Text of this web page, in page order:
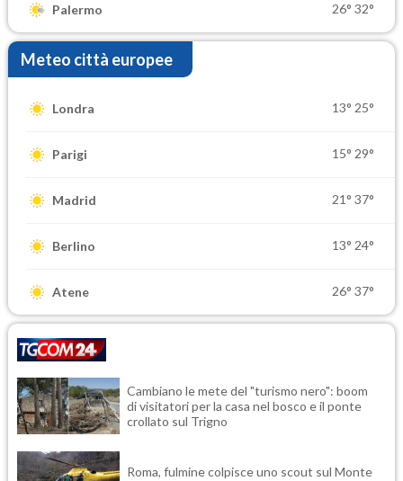
Palermo 26° 32°
Meteo città europee
Londra 13° 25°
Parigi 15° 29°
Madrid 21° 37°
Berlino 13° 24°
Atene 26° 37°
Cambiano le mete del "turismo nero": boom
di visitatori per la casa nel bosco e il ponte
crollato sul Trigno
Roma, fulmine colpisce uno scout sul Monte